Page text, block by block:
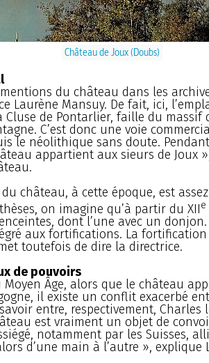
Château de Joux (Doubs)
mentions du château dans les
Laurène Mansuy. De fait, ici,
Cluse de Pontarlier, faille du massif
C’est donc une voie
le néolithique sans doute.
appartient aux sieurs de Joux
château, à cette époque, est
on imagine qu’à partir du XIIe
dont l’une avec un donjon.
aux fortifications. La
toutefois de dire la directrice.
de pouvoirs
Âge, alors que le château
il existe un conflit exacerbé
entre, respectivement, Charles
est vraiment un objet de
notamment par les Suisses,
d’une main à l’autre », explique